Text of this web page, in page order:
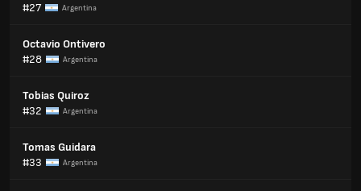
#27
Argentina
Octavio Ontivero
#28
Argentina
Tobias Quiroz
#32
Argentina
Tomas Guidara
#33
Argentina